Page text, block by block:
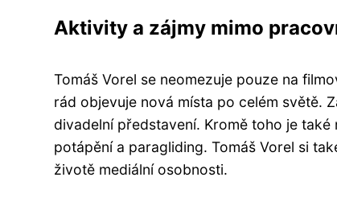
Aktivity a zájmy mimo
Tomáš Vorel se neomezuje pouze na
rád objevuje nová místa po celém světě.
divadelní představení. Kromě toho je
potápění a paragliding. Tomáš Vorel si
životě mediální osobnosti.